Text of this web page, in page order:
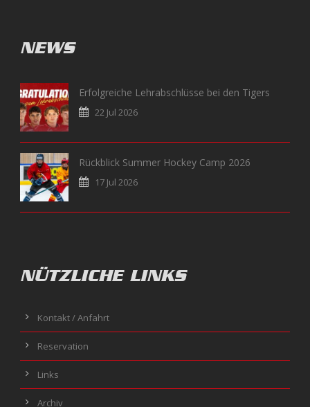
NEWS
Erfolgreiche Lehrabschlüsse bei den Tigers
22 Jul 2026
Rückblick Summer Hockey Camp 2026
17 Jul 2026
NÜTZLICHE LINKS
Kontakt / Anfahrt
Reservation
Links
Archiv